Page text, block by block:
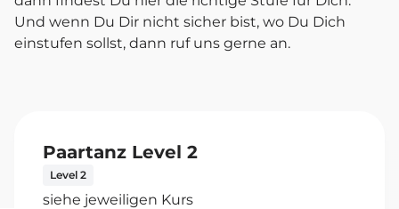
Und wenn Du Dir nicht sicher bist, wo Du Dich
einstufen sollst, dann ruf uns gerne an.
Paartanz Level 2
Level 2
siehe jeweiligen Kurs